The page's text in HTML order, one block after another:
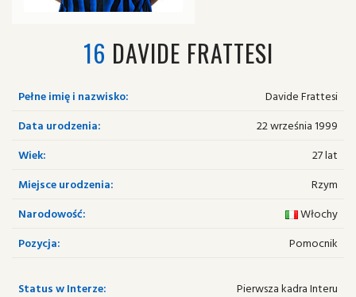
16 DAVIDE FRATTESI
Pełne imię i nazwisko:
Davide Frattesi
Data urodzenia:
22 września 1999
Wiek:
27 lat
Miejsce urodzenia:
Rzym
Narodowość:
Włochy
Pozycja:
Pomocnik
Status w Interze:
Pierwsza kadra Interu